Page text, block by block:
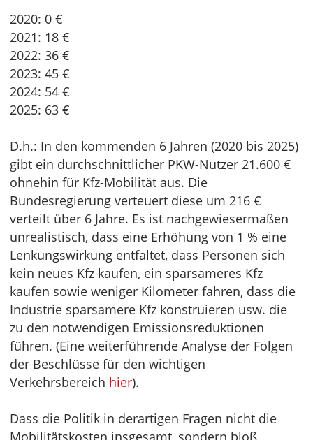
2020: 0 €
2021: 18 €
2022: 36 €
2023: 45 €
2024: 54 €
2025: 63 €
D.h.: In den kommenden 6 Jahren (2020 bis 2025)
gibt ein durchschnittlicher PKW-Nutzer 21.600 €
ohnehin für Kfz-Mobilität aus. Die
Bundesregierung verteuert diese um 216 €
verteilt über 6 Jahre. Es ist nachgewiesermaßen
unrealistisch, dass eine Erhöhung von 1 % eine
Lenkungswirkung entfaltet, dass Personen sich
kein neues Kfz kaufen, ein sparsameres Kfz
kaufen sowie weniger Kilometer fahren, dass die
Industrie sparsamere Kfz konstruieren usw. die
zu den notwendigen Emissionsreduktionen
führen. (Eine weiterführende Analyse der Folgen
der Beschlüsse für den wichtigen
Verkehrsbereich hier).
Dass die Politik in derartigen Fragen nicht die
Mobilitätskosten insgesamt, sondern bloß